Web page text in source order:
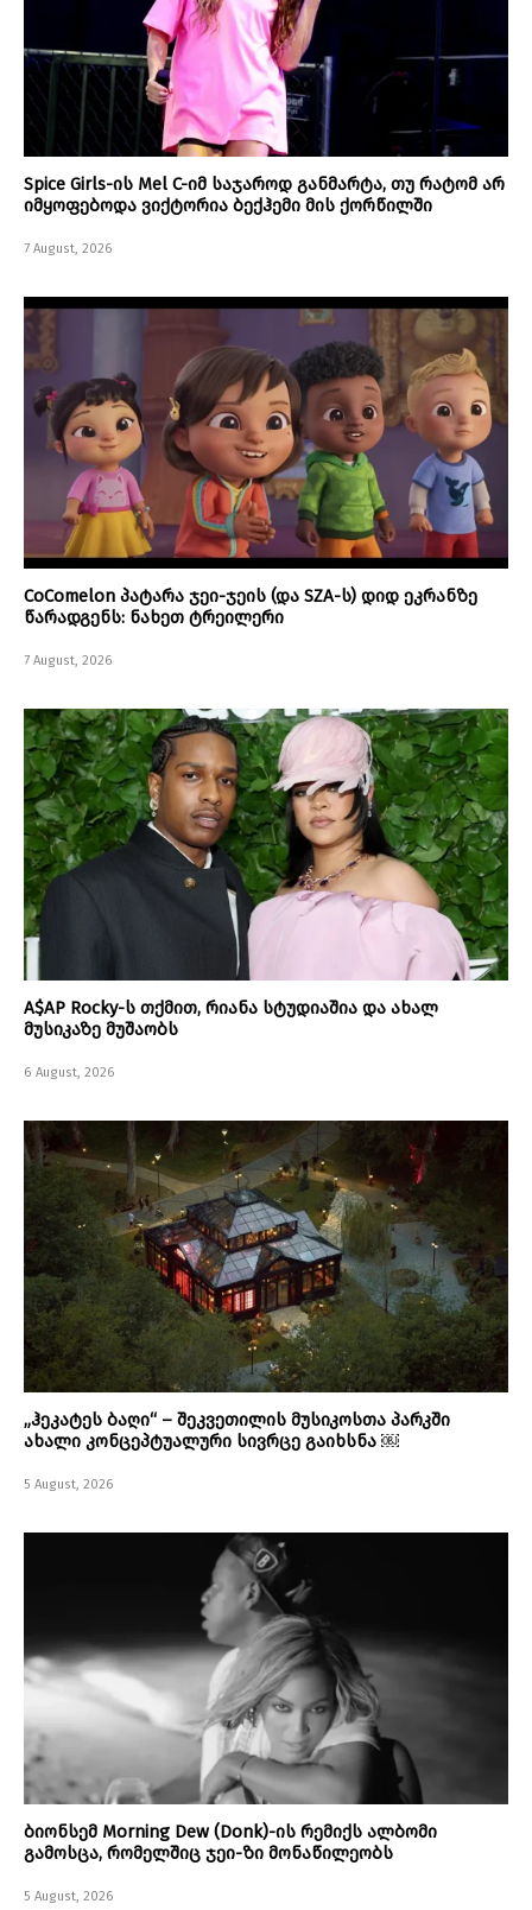
Spice Girls-ის Mel C-იმ საჯაროდ განმარტა, თუ რატომ არ
იმყოფებოდა ვიქტორია ბექჰემი მის ქორწილში
7 August, 2026
CoComelon პატარა ჯეი-ჯეის (და SZA-ს) დიდ ეკრანზე
წარადგენს: ნახეთ ტრეილერი
7 August, 2026
A$AP Rocky-ს თქმით, რიანა სტუდიაშია და ახალ
მუსიკაზე მუშაობს
6 August, 2026
„ჰეკატეს ბაღი“ – შეკვეთილის მუსიკოსთა პარკში
ახალი კონცეპტუალური სივრცე გაიხსნა ￼
5 August, 2026
ბიონსემ Morning Dew (Donk)-ის რემიქს ალბომი
გამოსცა, რომელშიც ჯეი-ზი მონაწილეობს
5 August, 2026